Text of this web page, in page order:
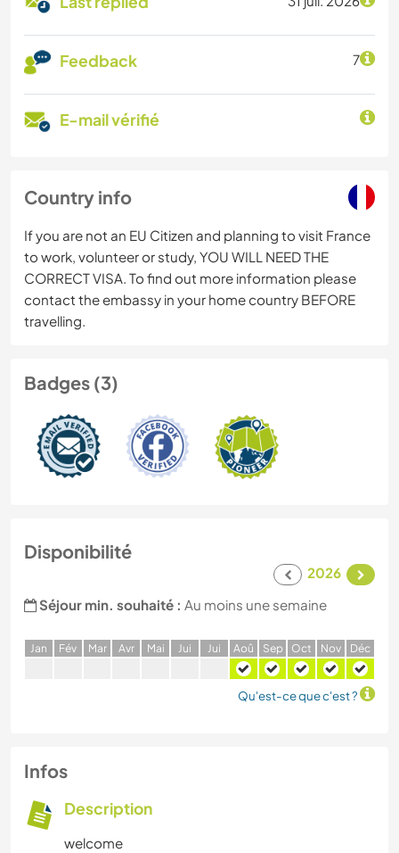
Feedback 7
E-mail vérifié
Country info
If you are not an EU Citizen and planning to visit France
to work, volunteer or study, YOU WILL NEED THE
CORRECT VISA. To find out more information please
contact the embassy in your home country BEFORE
travelling.
Badges (3)
Disponibilité
2026
Séjour min. souhaité : Au moins une semaine
Jan Fév Mar Avr Mai Jui Jui Aoû Sep Oct Nov Déc
Qu'est-ce que c'est ?
Infos
Description
welcome